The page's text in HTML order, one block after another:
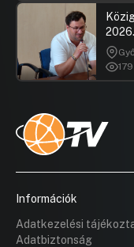
Információk
Adatkezelési
Adatbiztonság